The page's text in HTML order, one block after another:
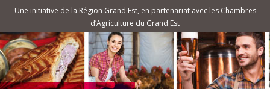
Une initiative de la Région Grand Est, en partenariat avec les Chambres
d’Agriculture du Grand Est